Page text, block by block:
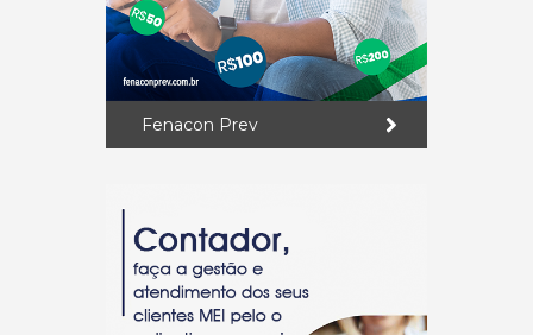
Fenacon Prev